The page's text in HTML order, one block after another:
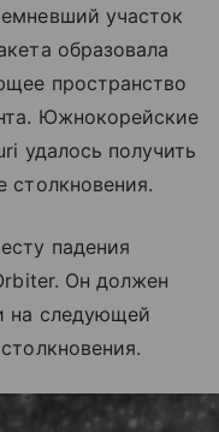
участок
образовала
пространство
Южнокорейские
удалось получить
столкновения.
падения
Он должен
на следующей